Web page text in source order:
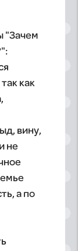
"Зачем
как
вину,
не
а по